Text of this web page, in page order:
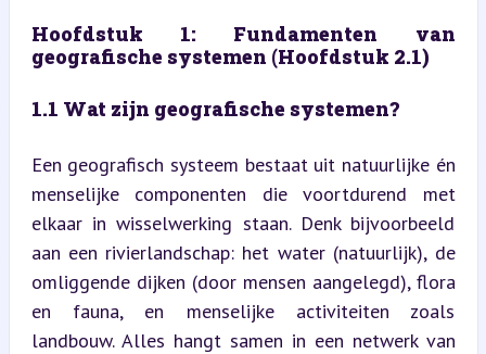
Hoofdstuk 1: Fundamenten van
geografische systemen (Hoofdstuk 2.1)
1.1 Wat zijn geografische systemen?
Een geografisch systeem bestaat uit natuurlijke én
menselijke componenten die voortdurend met
elkaar in wisselwerking staan. Denk bijvoorbeeld
aan een rivierlandschap: het water (natuurlijk), de
omliggende dijken (door mensen aangelegd), flora
en fauna, en menselijke activiteiten zoals
landbouw. Alles hangt samen in een netwerk van